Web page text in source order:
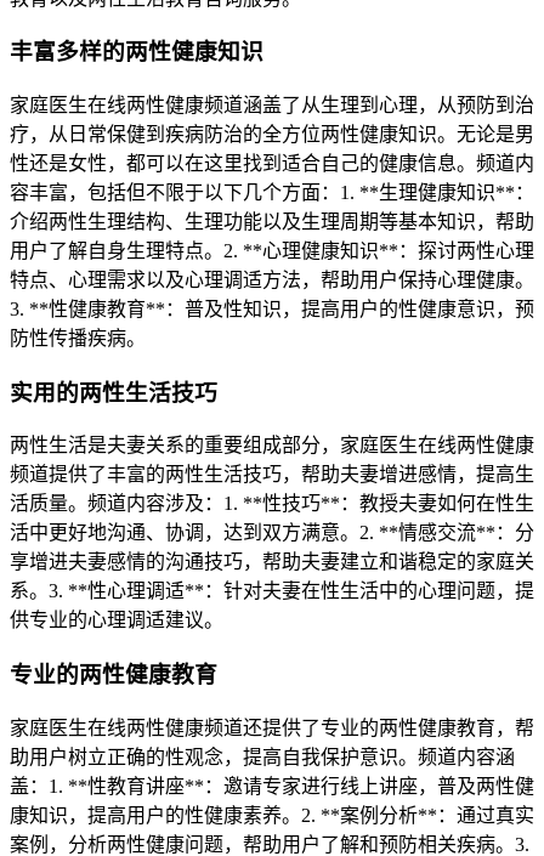
丰富多样的两性健康知识
家庭医生在线两性健康频道涵盖了从生理到心理，从预防到治
疗，从日常保健到疾病防治的全方位两性健康知识。无论是男
性还是女性，都可以在这里找到适合自己的健康信息。频道内
容丰富，包括但不限于以下几个方面：1. **生理健康知识**：
介绍两性生理结构、生理功能以及生理周期等基本知识，帮助
用户了解自身生理特点。2. **心理健康知识**：探讨两性心理
特点、心理需求以及心理调适方法，帮助用户保持心理健康。
3. **性健康教育**：普及性知识，提高用户的性健康意识，预
防性传播疾病。
实用的两性生活技巧
两性生活是夫妻关系的重要组成部分，家庭医生在线两性健康
频道提供了丰富的两性生活技巧，帮助夫妻增进感情，提高生
活质量。频道内容涉及：1. **性技巧**：教授夫妻如何在性生
活中更好地沟通、协调，达到双方满意。2. **情感交流**：分
享增进夫妻感情的沟通技巧，帮助夫妻建立和谐稳定的家庭关
系。3. **性心理调适**：针对夫妻在性生活中的心理问题，提
供专业的心理调适建议。
专业的两性健康教育
家庭医生在线两性健康频道还提供了专业的两性健康教育，帮
助用户树立正确的性观念，提高自我保护意识。频道内容涵
盖：1. **性教育讲座**：邀请专家进行线上讲座，普及两性健
康知识，提高用户的性健康素养。2. **案例分析**：通过真实
案例，分析两性健康问题，帮助用户了解和预防相关疾病。3.